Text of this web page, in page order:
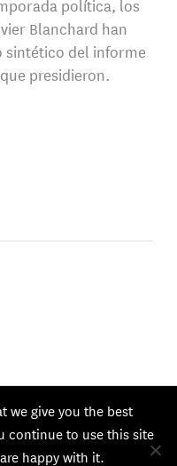
política, los
Blanchard han
sintético del informe
presidieron.
reservados.
we give you the best
continue to use this site
happy with it.